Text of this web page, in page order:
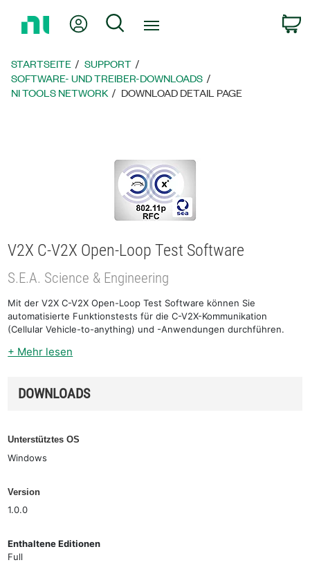
zur
Mein KontoSuche
STARTSEITE
SUPPORT
SOFTWARE- UND TREIBER-DOWNLOADS
NI TOOLS NETWORK
DOWNLOAD DETAIL PAGE
V2X C-V2X Open-Loop Test Software
S.E.A. Science & Engineering
Mit der V2X C-V2X Open-Loop Test Software können Sie
automatisierte Funktionstests für die C-V2X-Kommunikation
(Cellular Vehicle-to-anything) und -Anwendungen durchführen.
+ Mehr lesen
DOWNLOADS
Unterstütztes OS
Windows
Version
1.0.0
Enthaltene Editionen
Full